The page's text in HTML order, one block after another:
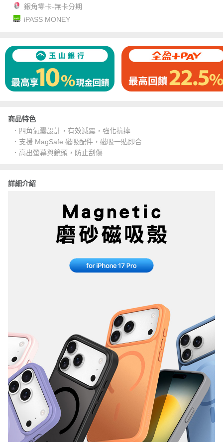
銀角零卡-無卡分期
iPASS MONEY
商品特色
．四角氣囊設計，有效減震，強化抗摔
．支援 MagSafe 磁吸配件，磁吸一貼即合
．高出螢幕與鏡頭，防止刮傷
詳細介紹